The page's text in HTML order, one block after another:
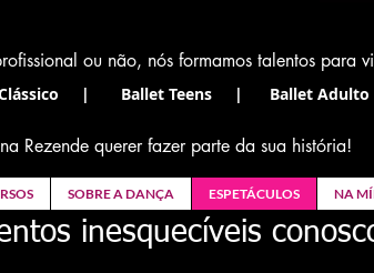
ou não, nós formamos talentos para
| Ballet Teens | Ballet Adulto
Rezende querer fazer parte da sua história!
SOBRE A DANÇA ESPETÁCULOS NA
inesquecíveis